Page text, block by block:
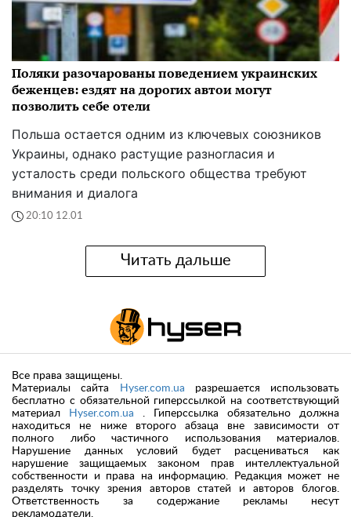
Поляки разочарованы поведением украинских
беженцев: ездят на дорогих автои могут
позволить себе отели
Польша остается одним из ключевых союзников
Украины, однако растущие разногласия и
усталость среди польского общества требуют
внимания и диалога
20:10 12.01
Читать дальше
Все права защищены.
Материалы сайта
Hyser.com.ua разрешается использовать
бесплатно с обязательной гиперссылкой на соответствующий
материал
Hyser.com.ua . Гиперссылка обязательно должна
находиться не ниже второго абзаца вне зависимости от
полного либо частичного использования материалов.
Нарушение данных условий будет расцениваться как
нарушение защищаемых законом прав интеллектуальной
собственности и права на информацию. Редакция может не
разделять точку зрения авторов статей и авторов блогов.
Ответственность за содержание рекламы несут
рекламодатели.